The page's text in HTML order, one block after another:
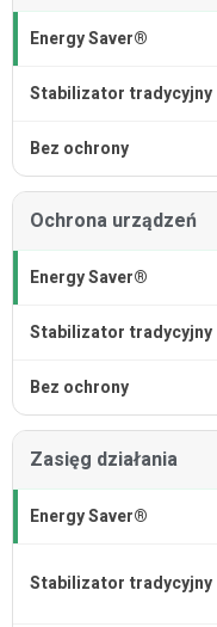
Ochrona urządzeń
Zasięg działania